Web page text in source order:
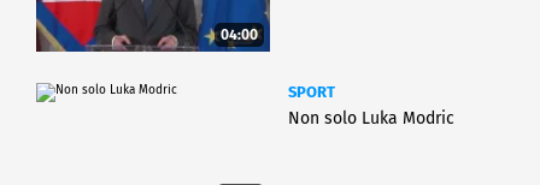
04:00
SPORT
Non solo Luka Modric